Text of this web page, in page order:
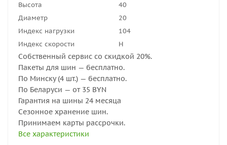
Высота
40
Диаметр
20
Индекс нагрузки
104
Индекс скорости
H
Собственный сервис со скидкой 20%.
Пакеты для шин — бесплатно.
По Минску (4 шт.) — бесплатно.
По Беларуси — от 35 BYN
Гарантия на шины 24 месяца
Сезонное хранение шин.
Принимаем карты рассрочки.
Все характеристики